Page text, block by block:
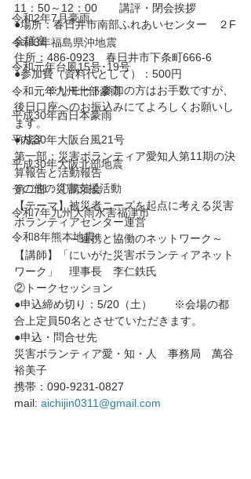
令和2年7月豪雨
令和3年福島県沖地震
令和元年台風15号･19号
令和元年九州北部豪雨
平成30年西日本豪雨
平成30年大阪台風21号
平成30年大阪北部地震
その他の災害支援活動
令和7年九州大雨水害福津市
令和8年熊本地震
11：50～12：00　　講評・閉会挨拶
●場所：春日井市南部ふれあいセンター　２F
会議室
住所：486-0923　春日井市下条町666-6
●参加費（資料代として）：500円
※リモート参加の方はお手数ですが、
後日口座へのお振込みにてよろしくお願いし
ます。
●内容
第一部：災害ボランティア愛知人第11期の決
算報告と活動報告
第二部：①講演会
【テーマ】被災者ニーズを起点に考える災害
ボランティアセンター運営
～連携と協働のネットワーク～
【講師】「にいがた災害ボランティアネット
ワーク」　理事長　李仁鉄氏
②トークセッション
●申込締め切り：5/20（土）　　※会場の都
合上定員50名とさせていただきます。
●申込・問合せ先
災害ボランティア愛・知・人　事務局　萬谷
裕美子
携帯：090-9231-0827
mail: aichijin0311@gmail.com